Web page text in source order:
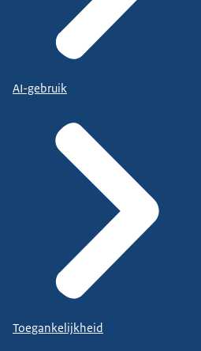
AI-gebruik
Toegankelijkheid